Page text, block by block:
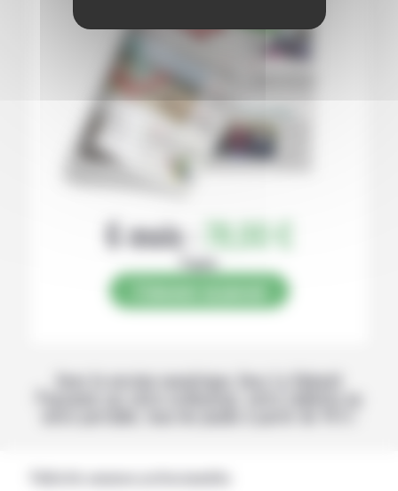
6 mois : 78,00 €
Papier
Avec la version numérique, lisez La Volonté
Paysanne sur votre ordinateur, votre tablette ou